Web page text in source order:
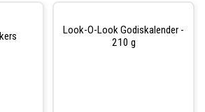
Look-O-Look Godiskalender -
210 g